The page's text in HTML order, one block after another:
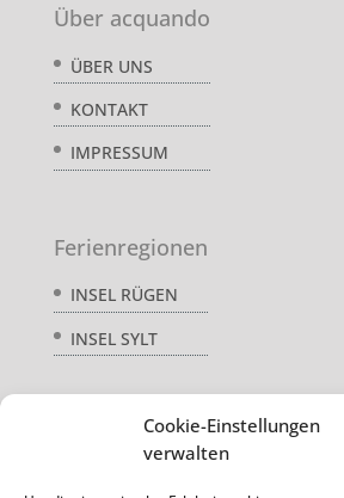
Cookie-Einstellungen
verwalten
Über acquando
ÜBER UNS
KONTAKT
IMPRESSUM
Ferienregionen
INSEL RÜGEN
INSEL SYLT